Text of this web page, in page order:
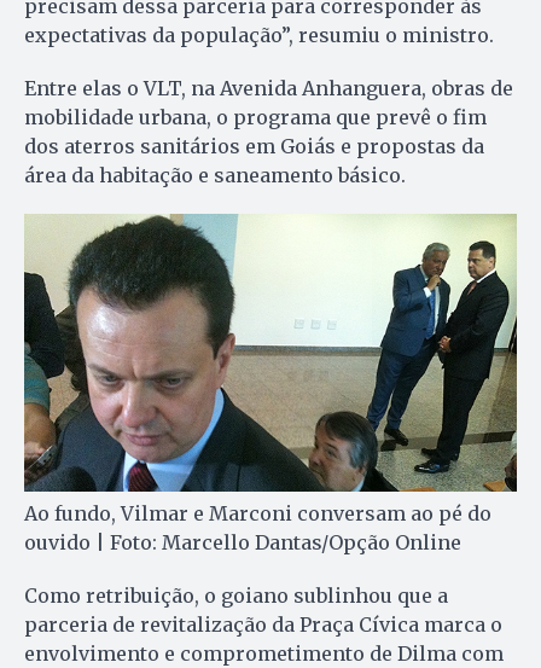
precisam dessa parceria para corresponder às
expectativas da população”, resumiu o ministro.
Entre elas o VLT, na Avenida Anhanguera, obras de
mobilidade urbana, o programa que prevê o fim
dos aterros sanitários em Goiás e propostas da
área da habitação e saneamento básico.
Ao fundo, Vilmar e Marconi conversam ao pé do
ouvido | Foto: Marcello Dantas/Opção Online
Como retribuição, o goiano sublinhou que a
parceria de revitalização da Praça Cívica marca o
envolvimento e comprometimento de Dilma com